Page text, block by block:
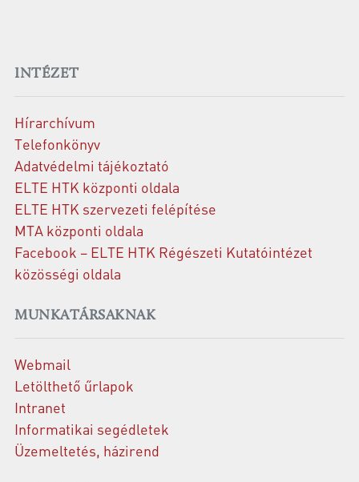
INTÉZET
Hírarchívum
Telefonkönyv
Adatvédelmi tájékoztató
ELTE HTK központi oldala
ELTE HTK szervezeti felépítése
MTA központi oldala
Facebook – ELTE HTK Régészeti Kutatóintézet
közösségi oldala
MUNKATÁRSAKNAK
Webmail
Letölthető űrlapok
Intranet
Informatikai segédletek
Üzemeltetés, házirend